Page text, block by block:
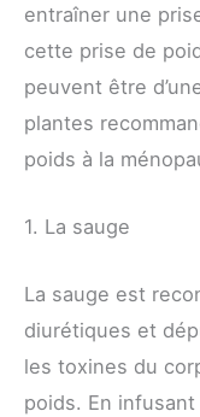
entraîner une
cette prise de
peuvent être
plantes
poids à la
1. La sauge
La sauge est
diurétiques et
les toxines du
poids. En